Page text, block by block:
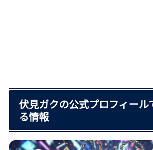
伏見ガクの公式プロフィール
る情報